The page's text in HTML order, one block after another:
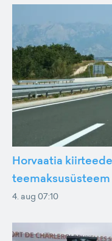
Horvaatia
teemaksusüsteem
4. aug 07:10